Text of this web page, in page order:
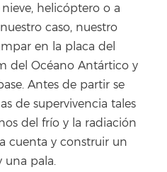
helicóptero o a
caso, nuestro
en la placa del
del Océano Antártico y
Antes de partir se
de supervivencia tales
del frío y la radiación
cuenta y construir un
una pala.